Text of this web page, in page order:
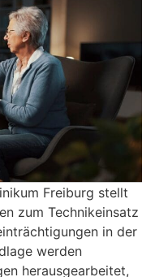
Freiburg stellt
zum Technikeinsatz
in der
werden
herausgearbeitet,